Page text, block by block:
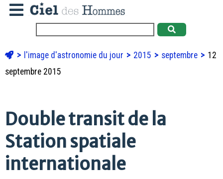
l'image d'astronomie du jour 2015 septembre
12
septembre 2015
Double transit de la
Station spatiale
internationale